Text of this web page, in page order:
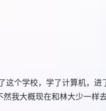
个学校，学了计算机，
我大概现在和林大少一样